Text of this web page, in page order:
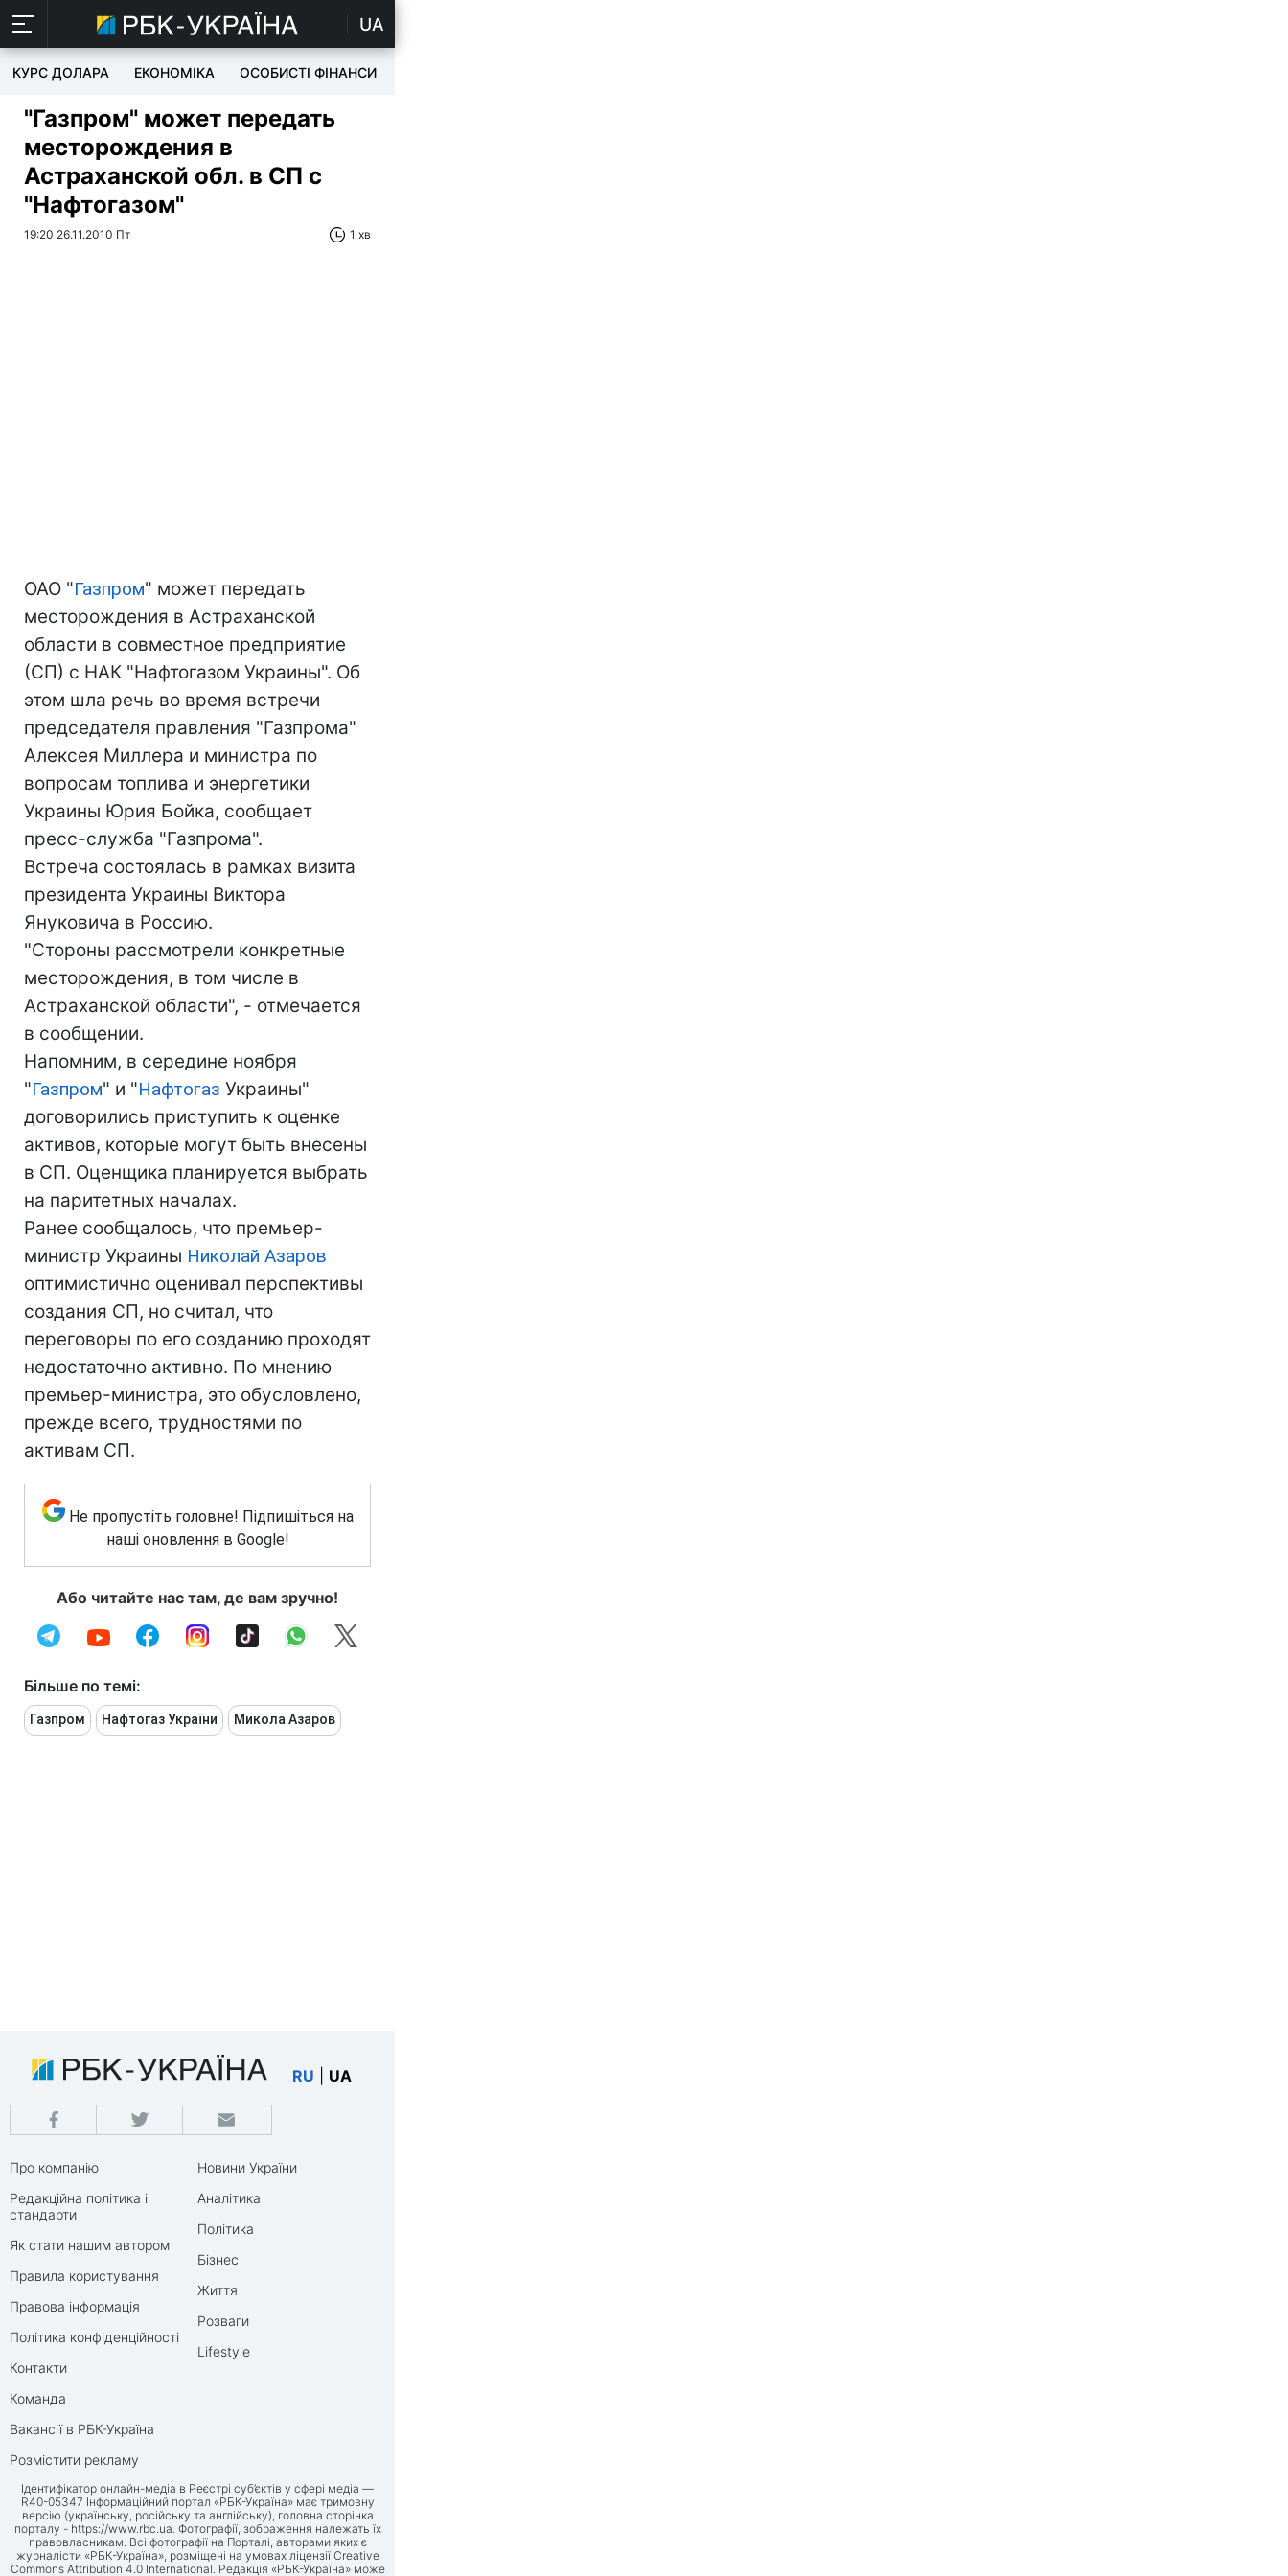
UA
КУРС ДОЛАРА ЕКОНОМІКА ОСОБИСТІ ФІНАНСИ
"Газпром" может передать
месторождения в
Астраханской обл. в СП с
"Нафтогазом"
19:20 26.11.2010 Пт 1 хв
ОАО "Газпром" может передать
месторождения в Астраханской
области в совместное предприятие
(СП) с НАК "Нафтогазом Украины". Об
этом шла речь во время встречи
председателя правления "Газпрома"
Алексея Миллера и министра по
вопросам топлива и энергетики
Украины Юрия Бойка, сообщает
пресс-служба "Газпрома".
Встреча состоялась в рамках визита
президента Украины Виктора
Януковича в Россию.
"Стороны рассмотрели конкретные
месторождения, в том числе в
Астраханской области", - отмечается
в сообщении.
Напомним, в середине ноября
"Газпром" и "Нафтогаз Украины"
договорились приступить к оценке
активов, которые могут быть внесены
в СП. Оценщика планируется выбрать
на паритетных началах.
Ранее сообщалось, что премьер-
министр Украины Николай Азаров
оптимистично оценивал перспективы
создания СП, но считал, что
переговоры по его созданию проходят
недостаточно активно. По мнению
премьер-министра, это обусловлено,
прежде всего, трудностями по
активам СП.
Не пропустіть головне! Підпишіться на
наші оновлення в Google!
Або читайте нас там, де вам зручно!
Більше по темі:
Газпром Нафтогаз України Микола Азаров
RU UA
Про компанію
Редакційна політика і
стандарти
Як стати нашим автором
Правила користування
Правова інформація
Політика конфіденційності
Контакти
Команда
Вакансії в РБК-Україна
Розмістити рекламу
Новини України
Аналітика
Політика
Бізнес
Життя
Розваги
Lifestyle
Ідентифікатор онлайн-медіа в Реєстрі суб’єктів у сфері медіа —
R40-05347 Інформаційний портал «РБК-Україна» має тримовну
версію (українську, російську та англійську), головна сторінка
порталу - https://www.rbc.ua. Фотографії, зображення належать їх
правовласникам. Всі фотографії на Порталі, авторами яких є
журналісти «РБК-Україна», розміщені на умовах ліцензії Creative
Commons Attribution 4.0 International. Редакція «РБК-Україна» може